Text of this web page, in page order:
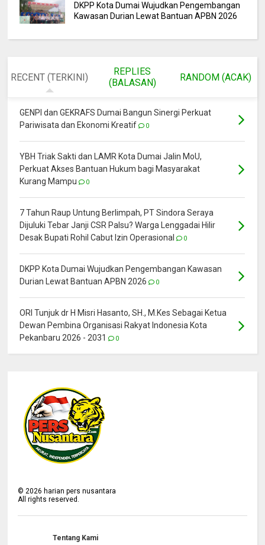
DKPP Kota Dumai Wujudkan Pengembangan
Kawasan Durian Lewat Bantuan APBN 2026
RECENT (TERKINI)
REPLIES
(BALASAN)
RANDOM (ACAK)
GENPI dan GEKRAFS Dumai Bangun Sinergi Perkuat
Pariwisata dan Ekonomi Kreatif
0
YBH Triak Sakti dan LAMR Kota Dumai Jalin MoU,
Perkuat Akses Bantuan Hukum bagi Masyarakat
Kurang Mampu
0
7 Tahun Raup Untung Berlimpah, PT Sindora Seraya
Dijuluki Tebar Janji CSR Palsu? Warga Lenggadai Hilir
Desak Bupati Rohil Cabut Izin Operasional
0
DKPP Kota Dumai Wujudkan Pengembangan Kawasan
Durian Lewat Bantuan APBN 2026
0
ORI Tunjuk dr H Misri Hasanto, SH., M.Kes Sebagai Ketua
Dewan Pembina Organisasi Rakyat Indonesia Kota
Pekanbaru 2026 - 2031
0
©2026 harian pers nusantara
All rights reserved.
Tentang Kami